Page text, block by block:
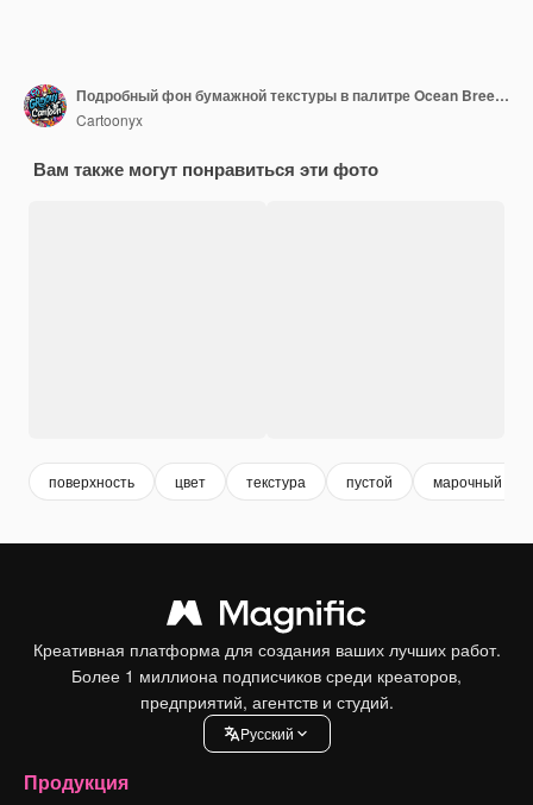
Подробный фон бумажной текстуры в палитре Ocean Breeze
Cartoonyx
Вам также могут понравиться эти фото
поверхность цвет текстура пустой марочный
Креативная платформа для создания ваших лучших работ.
Более 1 миллиона подписчиков среди креаторов,
предприятий, агентств и студий.
Pусский
Продукция